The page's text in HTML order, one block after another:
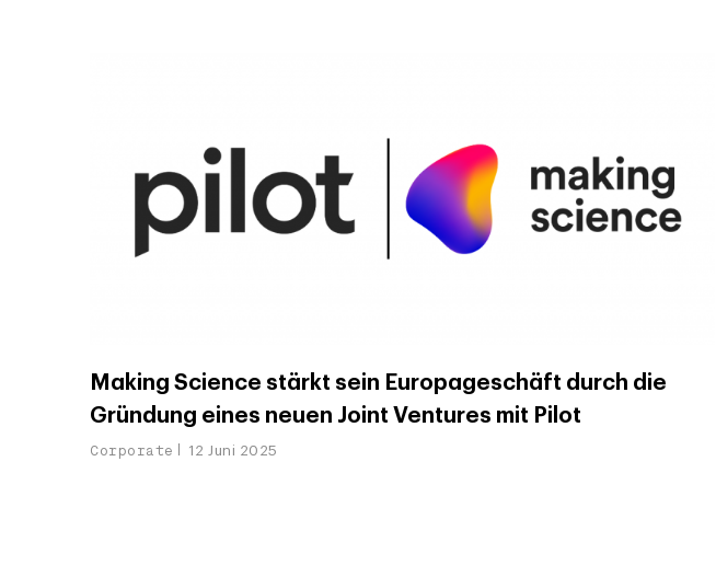
Making Science stärkt sein Europageschäft durch die
Gründung eines neuen Joint Ventures mit Pilot
Corporate 12 Juni 2025